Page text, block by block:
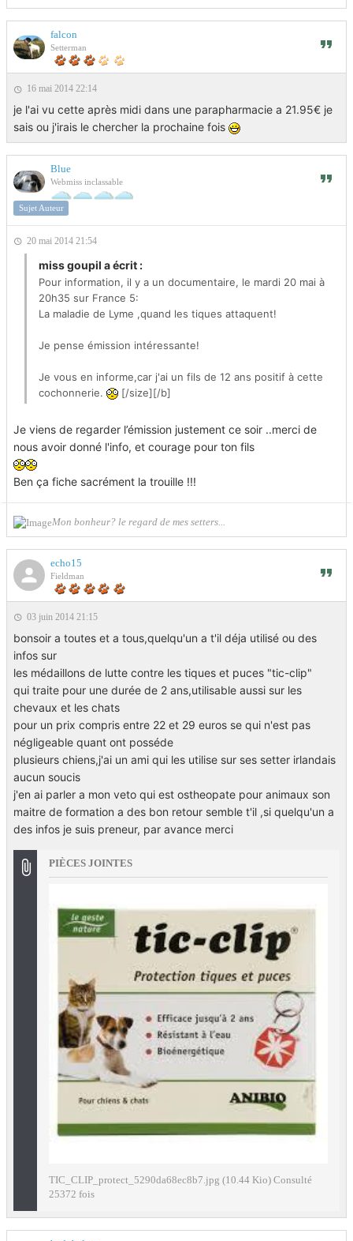
falcon
Setterman
16 mai 2014 22:14
je l'ai vu cette après midi dans une parapharmacie a 21.95€ je
sais ou j'irais le chercher la prochaine fois
Blue
Webmiss inclassable
Sujet Auteur
20 mai 2014 21:54
miss goupil a écrit :
Pour information, il y a un documentaire, le mardi 20 mai à
20h35 sur France 5:
La maladie de Lyme ,quand les tiques attaquent!
Je pense émission intéressante!
Je vous en informe,car j'ai un fils de 12 ans positif à cette
cochonnerie.
[/size][/b]
Je viens de regarder l’émission justement ce soir ..merci de
nous avoir donné l'info, et courage pour ton fils
Ben ça fiche sacrément la trouille !!!
Mon bonheur? le regard de mes setters...
echo15
Fieldman
03 juin 2014 21:15
bonsoir a toutes et a tous,quelqu'un a t'il déja utilisé ou des
infos sur
les médaillons de lutte contre les tiques et puces "tic-clip"
qui traite pour une durée de 2 ans,utilisable aussi sur les
chevaux et les chats
pour un prix compris entre 22 et 29 euros se qui n'est pas
négligeable quant ont posséde
plusieurs chiens,j'ai un ami qui les utilise sur ses setter irlandais
aucun soucis
j'en ai parler a mon veto qui est ostheopate pour animaux son
maitre de formation a des bon retour semble t'il ,si quelqu'un a
des infos je suis preneur, par avance merci
PIÈCES JOINTES
TIC_CLIP_protect_5290da68ec8b7.jpg (10.44 Kio) Consulté
25372 fois